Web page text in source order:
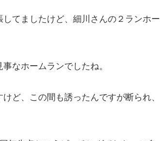
てましたけど、細川さんの２ランホー
なホームランでしたね。
ど、この間も誘ったんですが断られ、